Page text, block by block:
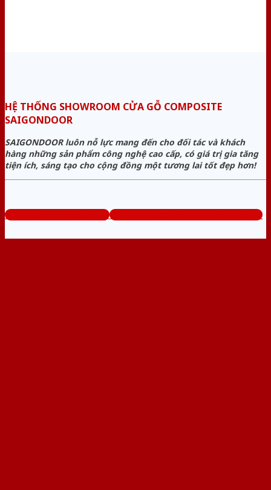
HỆ THỐNG SHOWROOM CỬA GỖ COMPOSITE
SAIGONDOOR
SAIGONDOOR luôn nỗ lực mang đến cho đối tác và khách
hàng những sản phẩm công nghệ cao cấp, có giá trị gia tăng
tiện ích, sáng tạo cho cộng đồng một tương lai tốt đẹp hơn!
www.cuagocomposite.org Tổng đài tư vấn miễn phí: 0824.400.400